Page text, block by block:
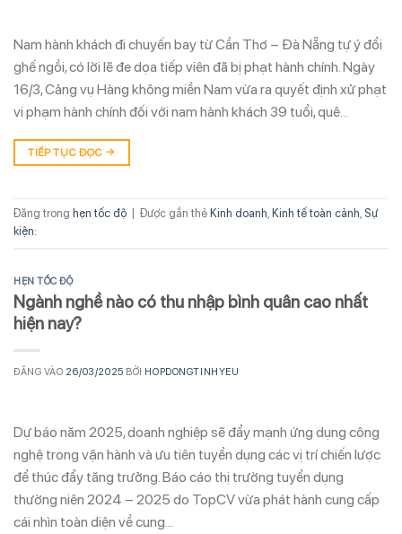
Nam hành khách đi chuyến bay từ Cần Thơ – Đà Nẵng tự ý đổi
ghế ngồi, có lời lẽ đe dọa tiếp viên đã bị phạt hành chính. Ngày
16/3, Cảng vụ Hàng không miền Nam vừa ra quyết định xử phạt
vi phạm hành chính đối với nam hành khách 39 tuổi, quê…
TIẾP TỤC ĐỌC →
Đăng trong hẹn tốc độ Được gắn thẻ Kinh doanh, Kinh tế toàn cảnh, Sự
kiện:
HẸN TỐC ĐỘ
Ngành nghề nào có thu nhập bình quân cao nhất
hiện nay?
ĐĂNG VÀO 26/03/2025 BỞI HOPDONGTINHYEU
Dự báo năm 2025, doanh nghiệp sẽ đẩy mạnh ứng dụng công
nghệ trong vận hành và ưu tiên tuyển dụng các vị trí chiến lược
để thúc đẩy tăng trưởng. Báo cáo thị trường tuyển dụng
thường niên 2024 – 2025 do TopCV vừa phát hành cung cấp
cái nhìn toàn diện về cung…